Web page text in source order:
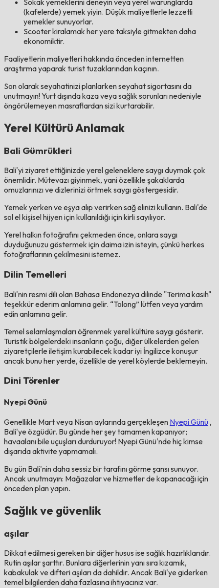
(kafelerde) yemek yiyin. Düşük maliyetlerle lezzetli
yemekler sunuyorlar.
Scooter kiralamak her yere taksiyle gitmekten daha
ekonomiktir.
Faaliyetlerin maliyetleri hakkında önceden internetten
araştırma yaparak turist tuzaklarından kaçının.
Son olarak seyahatinizi planlarken seyahat sigortasını da
unutmayın! Yurt dışında kaza veya sağlık sorunları nedeniyle
öngörülemeyen masraflardan sizi kurtarabilir.
Yerel Kültürü Anlamak
Bali Gümrükleri
Bali'yi ziyaret ettiğinizde yerel geleneklere saygı duymak çok
önemlidir. Mütevazı giyinmek, yani özellikle şakaklarda
omuzlarınızı ve dizlerinizi örtmek saygı göstergesidir.
Yemek yerken ve eşya alıp verirken sağ elinizi kullanın. Bali'de
sol el kişisel hijyen için kullanıldığı için kirli sayılıyor.
Yerel halkın fotoğrafını çekmeden önce, onlara saygı
duyduğunuzu göstermek için daima izin isteyin, çünkü herkes
fotoğraflarının çekilmesini istemez.
Dilin Temelleri
Bali'nin resmi dili olan Bahasa Endonezya dilinde "Terima kasih"
teşekkür ederim anlamına gelir. “Tolong” lütfen veya yardım
edin anlamına gelir.
Temel selamlaşmaları öğrenmek yerel kültüre saygı gösterir.
Turistik bölgelerdeki insanların çoğu, diğer ülkelerden gelen
ziyaretçilerle iletişim kurabilecek kadar iyi İngilizce konuşur
ancak bunu her yerde, özellikle de yerel köylerde beklemeyin.
Dini Törenler
Nyepi Günü
Genellikle Mart veya Nisan aylarında gerçekleşen Nyepi Günü ,
Bali'ye özgüdür. Bu günde her şey tamamen kapanıyor;
havaalanı bile uçuşları durduruyor! Nyepi Günü'nde hiç kimse
dışarıda aktivite yapmamalı.
Bu gün Bali'nin daha sessiz bir tarafını görme şansı sunuyor.
Ancak unutmayın: Mağazalar ve hizmetler de kapanacağı için
önceden plan yapın.
Sağlık ve güvenlik
aşılar
Dikkat edilmesi gereken bir diğer husus ise sağlık hazırlıklarıdır.
Rutin aşılar şarttır. Bunlara diğerlerinin yanı sıra kızamık,
kabakulak ve difteri aşıları da dahildir. Ancak Bali'ye giderken
temel bilgilerden daha fazlasına ihtiyacınız var.